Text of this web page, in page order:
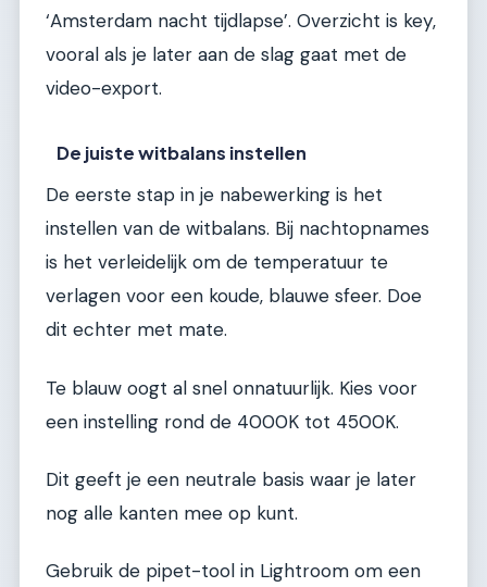
‘Amsterdam nacht tijdlapse’. Overzicht is key,
vooral als je later aan de slag gaat met de
video-export.
De juiste witbalans instellen
De eerste stap in je nabewerking is het
instellen van de witbalans. Bij nachtopnames
is het verleidelijk om de temperatuur te
verlagen voor een koude, blauwe sfeer. Doe
dit echter met mate.
Te blauw oogt al snel onnatuurlijk. Kies voor
een instelling rond de 4000K tot 4500K.
Dit geeft je een neutrale basis waar je later
nog alle kanten mee op kunt.
Gebruik de pipet-tool in Lightroom om een